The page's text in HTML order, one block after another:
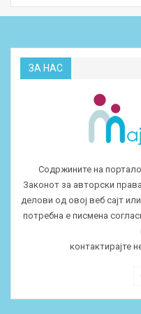
ЗА НАС
Содржините на
Законот за авторски
делови од овој веб сајт
потребна е писмена
контактирајте